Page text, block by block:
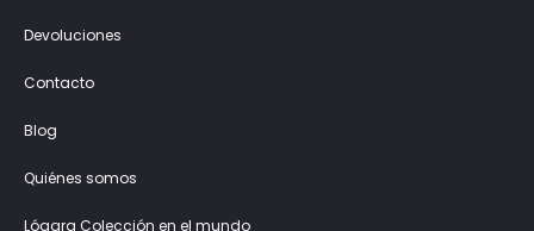
Devoluciones
Contacto
Blog
Quiénes somos
Lógara Colección en el mundo